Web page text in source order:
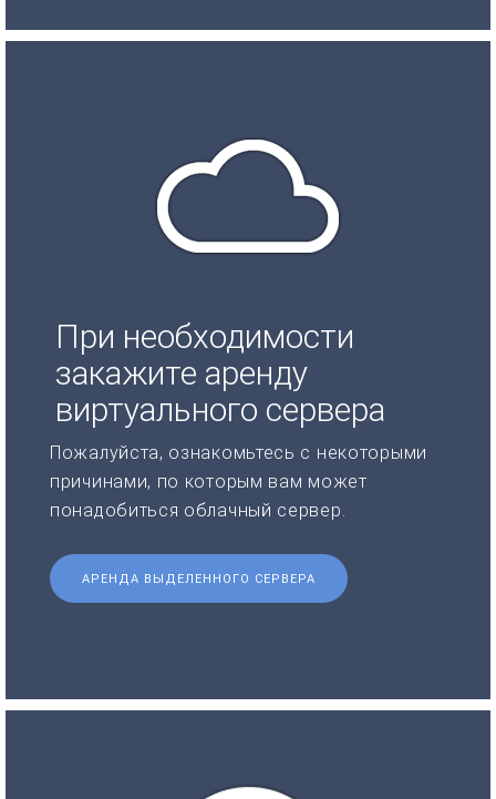
При необходимости
закажите аренду
виртуального сервера
Пожалуйста, ознакомьтесь с некоторыми
причинами, по которым вам может
понадобиться облачный сервер.
АРЕНДА ВЫДЕЛЕННОГО СЕРВЕРА